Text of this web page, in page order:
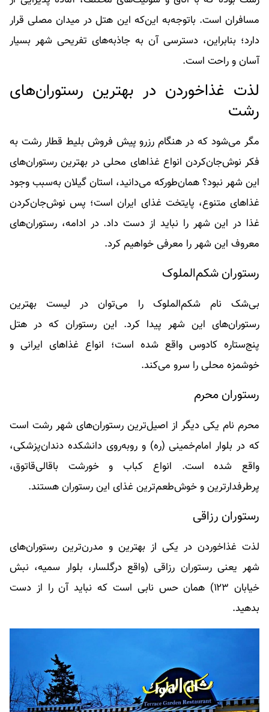
مسافران است. باتوجه‌به این‌که این هتل در میدان مصلی قرار
دارد؛ بنابراین، دسترسی آن به جاذبه‌های تفریحی شهر بسیار
آسان و راحت است.
لذت غذاخوردن در بهترین رستوران‌های
رشت
مگر می‌شود که در هنگام رزرو پیش فروش بلیط قطار رشت به
فکر نوش‌جان‌کردن انواع غذاهای محلی در بهترین رستوران‌های
این شهر نبود؟ همان‌طور‌که می‌دانید، استان گیلان به‌سبب وجود
غذاهای متنوع، پایتخت غذای ایران است؛ پس نوش‌جان‌کردن
غذا در این شهر را نباید از دست داد. در ادامه، رستوران‌های
معروف این شهر را معرفی خواهیم کرد.
رستوران شکم‌الملوک
بی‌شک نام شکم‌الملوک را می‌توان در لیست بهترین
رستوران‌های این شهر پیدا کرد. این رستوران که در هتل
پنج‌ستاره کادوس واقع شده است؛ انواع غذاهای ایرانی و
خوشمزه محلی را سرو می‌کند.
رستوران محرم
محرم نام یکی‌ دیگر از اصیل‌ترین رستوران‌های شهر رشت است
که در بلوار امام‌خمینی (ره) و روبه‌روی دانشکده دندان‌پزشکی،
واقع شده است. انواع کباب و خورشت باقالی‌قاتوق،
پرطرفدارترین و خوش‌طعم‌ترین غذای این رستوران هستند.
رستوران رزاقی
لذت غذاخوردن در یکی از بهترین و مدرن‌ترین رستوران‌های
شهر یعنی رستوران رزاقی (واقع درگلسار، بلوار سمیه، نبش
خیابان ۱۲۳) همان حس نابی است که نباید آن را از دست
بدهید.